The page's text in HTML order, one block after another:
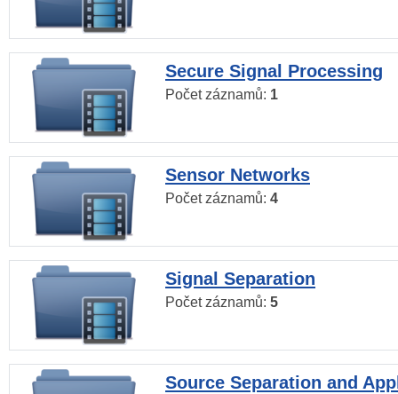
Secure Signal Processing
Počet záznamů: 1
Sensor Networks
Počet záznamů: 4
Signal Separation
Počet záznamů: 5
Source Separation and